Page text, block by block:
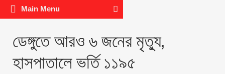
Main Menu
ডেঙ্গুতে আরও ৬ জনের মৃত্যু,
হাসপাতালে ভর্তি ১১৯৫